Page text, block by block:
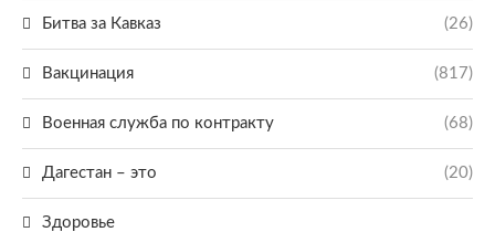
Битва за Кавказ (26)
Вакцинация (817)
Военная служба по контракту (68)
Дагестан – это (20)
Здоровье